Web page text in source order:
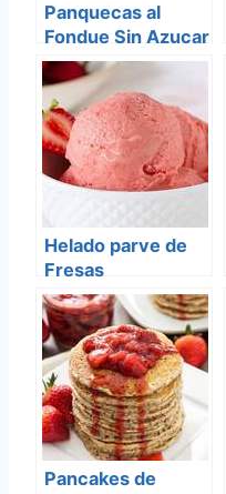
Panquecas al
Fondue Sin Azucar
para Pesaj
Helado parve de
Fresas
Pancakes de